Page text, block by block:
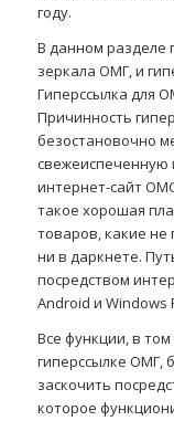
году.
В данном разделе
зеркала ОМГ, и
Гиперссылка для
Причинность
безостановочно
свежеиспеченную
интернет-сайт
такое хорошая
товаров, какие
ни в даркнете.
посредством
Android и Windows
Все функции, в
гиперссылке ОМГ,
заскочить
которое